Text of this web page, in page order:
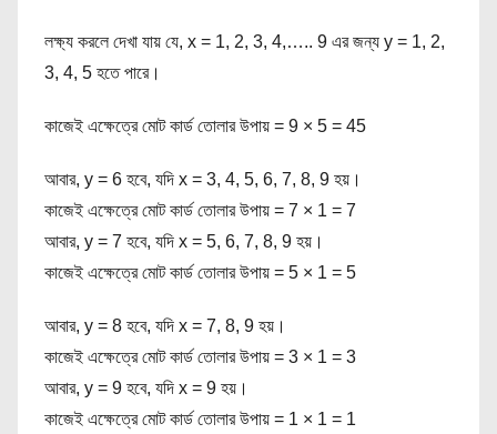
লক্ষ্য করলে দেখা যায় যে, x = 1, 2, 3, 4,….. 9 এর জন্য y = 1, 2,
3, 4, 5 হতে পারে।
কাজেই এক্ষেত্রে মোট কার্ড তোলার উপায় = 9 × 5 = 45
আবার, y = 6 হবে, যদি x = 3, 4, 5, 6, 7, 8, 9 হয়।
কাজেই এক্ষেত্রে মোট কার্ড তোলার উপায় = 7 × 1 = 7
আবার, y = 7 হবে, যদি x = 5, 6, 7, 8, 9 হয়।
কাজেই এক্ষেত্রে মোট কার্ড তোলার উপায় = 5 × 1 = 5
আবার, y = 8 হবে, যদি x = 7, 8, 9 হয়।
কাজেই এক্ষেত্রে মোট কার্ড তোলার উপায় = 3 × 1 = 3
আবার, y = 9 হবে, যদি x = 9 হয়।
কাজেই এক্ষেত্রে মোট কার্ড তোলার উপায় = 1 × 1 = 1